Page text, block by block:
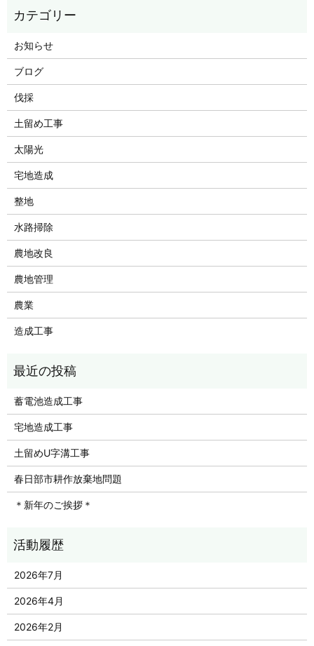
お知らせ
ブログ
伐採
土留め工事
太陽光
宅地造成
整地
水路掃除
農地改良
農地管理
農業
造成工事
蓄電池造成工事
宅地造成工事
土留めU字溝工事
春日部市耕作放棄地問題
＊新年のご挨拶＊
2026年7月
2026年4月
2026年2月